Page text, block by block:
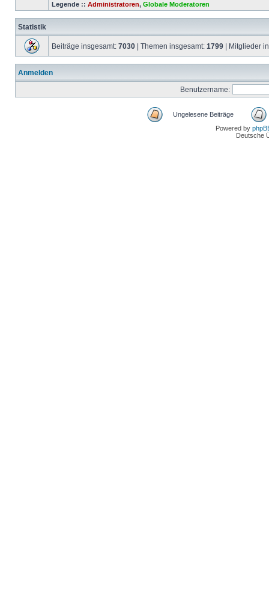
Legende :: Administratoren, Globale Moderatoren
Statistik
Beiträge insgesamt: 7030 | Themen insgesamt: 1799 | Mitglieder
Anmelden
Benutzername:
Ungelesene Beiträge
Powered by
Deutsche